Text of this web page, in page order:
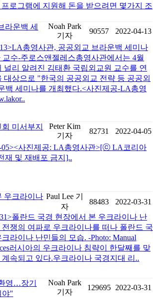
프로그램에 지원해 돈을 받으려면 몇가지 조
라운백 세
Noah Park
기자
90557
2022-04-13
총영사관, 공공외교 브라운백 세미나
수-주로스앤젤레스총영사관에서는 4월
널리 알려진 김태환 국립외교원 교수를 연
대상으로 "한국의 공공외교 전략 등 공공외
백 세미나를 개최했다.<사진제공-LA총영
미서부지
Peter Kim
기자
82731
2022-04-05
05><사진제공: LA총영사관>[ⓒ LA코리아
재 및 재배포 금지]..
우크라이나 Paul Lee 기
자
88483
2022-03-31
폴란드 국경 현장에서 본 우크라이나 난
쟁의 여파로 우크라이나를 떠나 폴란드 국
라이나 난민들의 모습. -Photo: Manual
러시아의 우크라이나 침략이 한달째를 맞
속되고 있다.우크라이나 국경지대 리..
영…장기
야"
Noah Park
기자
129695 2022-03-31